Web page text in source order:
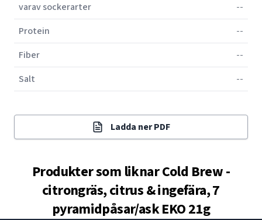
varav sockerarter
--
Protein
--
Fiber
--
Salt
--
Ladda ner PDF
Produkter som liknarCold Brew -
citrongräs, citrus & ingefära, 7
pyramidpåsar/ask EKO 21g